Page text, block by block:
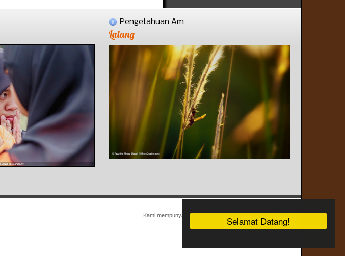
Selamat Datang!
Pengetahuan Am
Lalang
Kami mempunyai 320 pengunjung dan tiada ahli dalam talian